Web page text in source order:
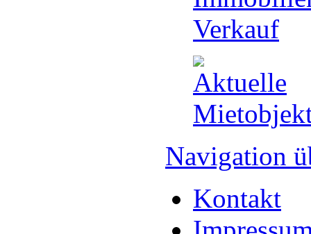
Navigation
Kontakt